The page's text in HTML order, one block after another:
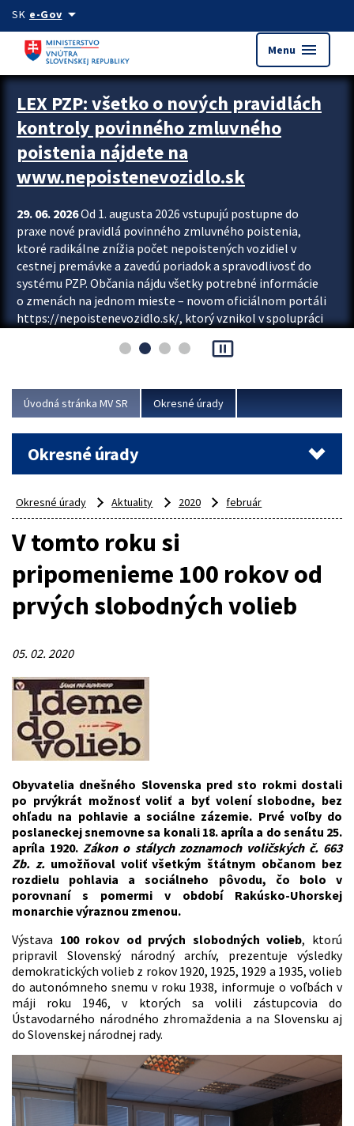
Preskocit na hlavný obsah
SK e-Govarrow_drop_down
Menu menu
Zastavit automatický posun upútavok
LEX PZP: všetko o nových pravidlách
kontroly povinného zmluvného
poistenia nájdete na
www.nepoistenevozidlo.sk
29. 06. 2026Od 1. augusta 2026 vstupujú postupne do
praxe nové pravidlá povinného zmluvného poistenia,
ktoré radikálne znížia počet nepoistených vozidiel v
cestnej premávke a zavedú poriadok a spravodlivosť do
systému PZP. Občania nájdu všetky potrebné informácie
o zmenách na jednom mieste – novom oficiálnom portáli
https://nepoistenevozidlo.sk/, ktorý vznikol v spolupráci
asociácie poisťovní (SLASPO) a Ministerstva vnútra SR.
Viac
pause_presentation
Úvodná stránka MV SR Okresné úrady
Okresné úrady
Okresné úrady Aktuality 2020 február
V tomto roku si
pripomenieme 100 rokov od
prvých slobodných volieb
05. 02. 2020
Obyvatelia dnešného Slovenska pred sto rokmi dostali
po prvýkrát možnosť voliť a byť volení slobodne, bez
ohľadu na pohlavie a sociálne zázemie. Prvé voľby do
poslaneckej snemovne sa konali 18. apríla a do senátu 25.
apríla 1920. Zákon o stálych zoznamoch voličských č. 663
Zb. z.umožňoval voliť všetkým štátnym občanom bez
rozdielu pohlavia a sociálneho pôvodu, čo bolo v
porovnaní s pomermi v období Rakúsko-Uhorskej
monarchie výraznou zmenou.
Výstava 100 rokov od prvých slobodných volieb, ktorú
pripravil Slovenský národný archív, prezentuje výsledky
demokratických volieb z rokov 1920, 1925, 1929 a 1935, volieb
do autonómneho snemu v roku 1938, informuje o voľbách v
máji roku 1946, v ktorých sa volili zástupcovia do
Ústavodarného národného zhromaždenia a na Slovensku aj
do Slovenskej národnej rady.